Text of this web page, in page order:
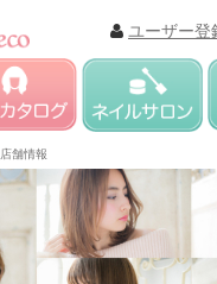
ユーザー登
店舗情報